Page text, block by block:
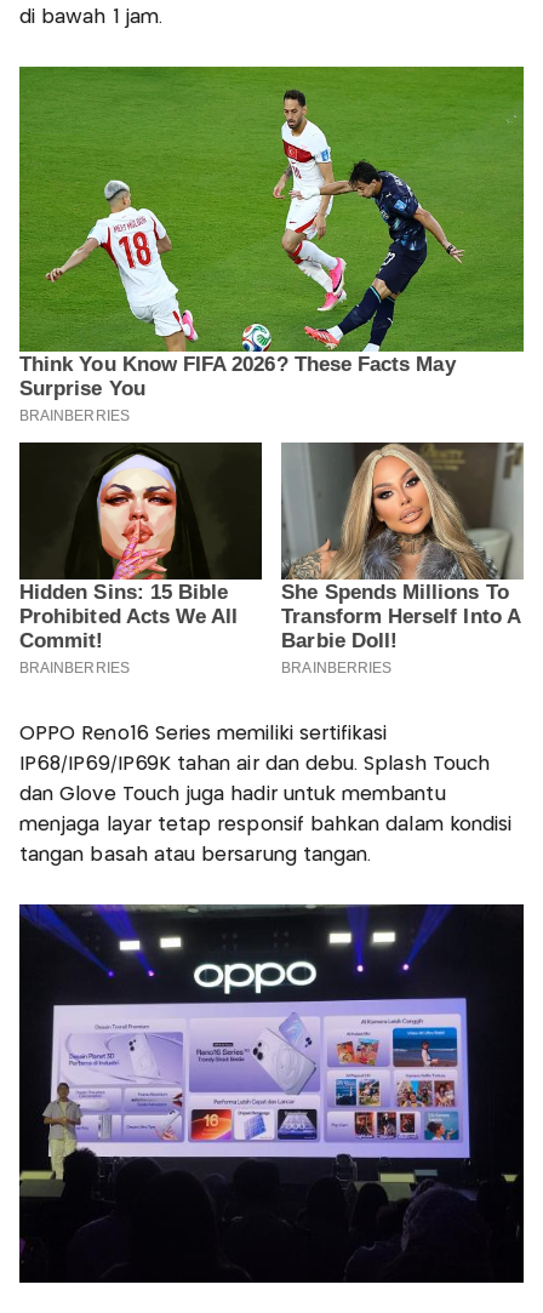
di bawah 1 jam.
OPPO Reno16 Series memiliki sertifikasi
IP68/IP69/IP69K tahan air dan debu. Splash Touch
dan Glove Touch juga hadir untuk membantu
menjaga layar tetap responsif bahkan dalam kondisi
tangan basah atau bersarung tangan.